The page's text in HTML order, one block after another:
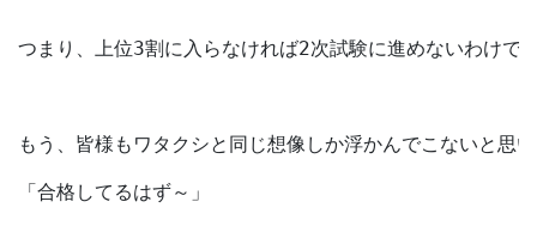
つまり、上位3割に入らなければ2次試験に進めないわけで
もう、皆様もワタクシと同じ想像しか浮かんでこないと思
「合格してるはず～」